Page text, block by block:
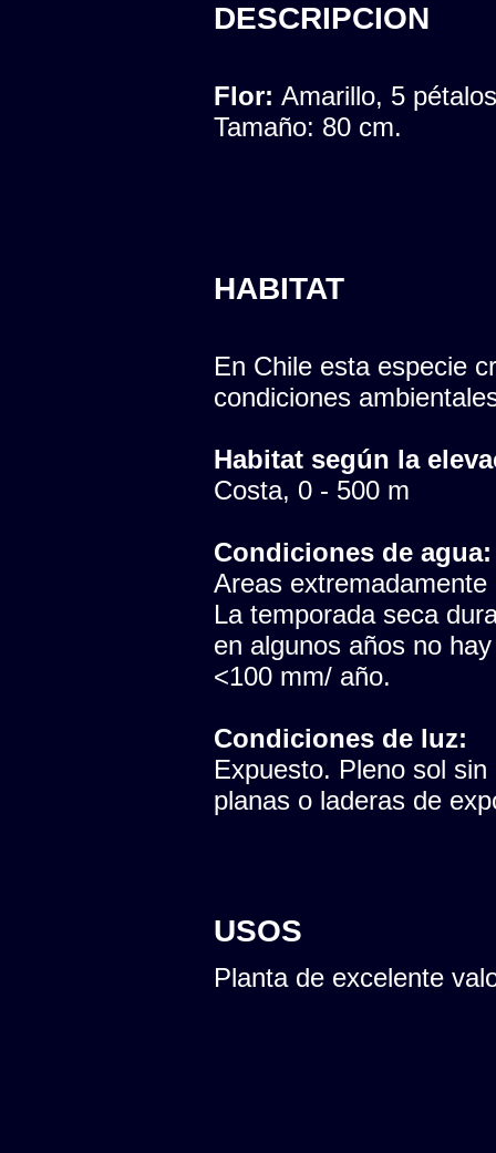
DESCRIPCION
Flor: Amarillo, 5 pétalos
Tamaño: 80 cm.
HABITAT
En Chile esta especie
condiciones
Habitat según la
Costa, 0 - 500 m
Condiciones de agua:
Areas
La temporada seca
en algunos años no
<100 mm/ año.
Condiciones de luz:
Expuesto. Pleno sol
planas o laderas de
USOS
Planta de excelente